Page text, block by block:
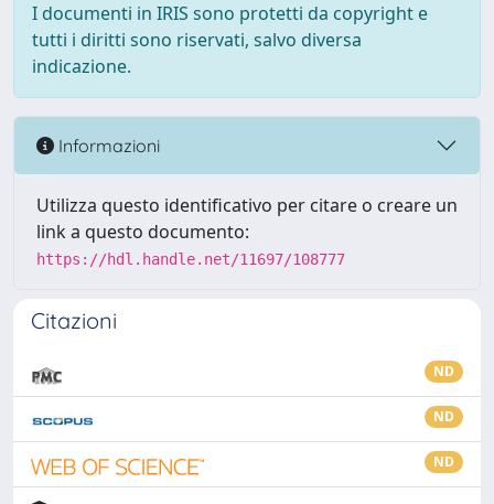
I documenti in IRIS sono protetti da copyright e
tutti i diritti sono riservati, salvo diversa
indicazione.
Informazioni
Utilizza questo identificativo per citare o creare un
link a questo documento:
https://hdl.handle.net/11697/108777
Citazioni
ND
ND
ND